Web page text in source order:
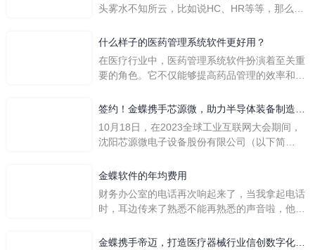
头雾水不知所云，比如说HC、HR等等，那么它
么呢？
什么样子的医药管理系统软件更好用？
在医疗行业中，医药管理系统软件扮演着至关重
要的角色。它不仅能够提高药品管理的效率和准
一个好用的医药管理系统软件应具备以下特点。
地进行操作。 复杂的
签约！金蝶携手芯源微，助力半导体装备制造领
先企业迈向世界
10月18日，在2023全球工业互联网大会期间，
沈阳芯源微电子设备股份有限公司（以下简
下简称“金蝶”）在辽宁沈阳签署战略合作协议。
营管控平台，从而实现公司产研一体化、业财一
体化，提升公司整体业务水平。
金蝶软件的年均费用
财务办公室的电话再次响起来了，当我拿起电话
时，耳边传来了熟悉不能再熟悉的声音啦，他就
软件过程中遇到任何问题，我都可以获得金蝶服
金蝶携手帝迈，打造医疗器械行业信创数字化标